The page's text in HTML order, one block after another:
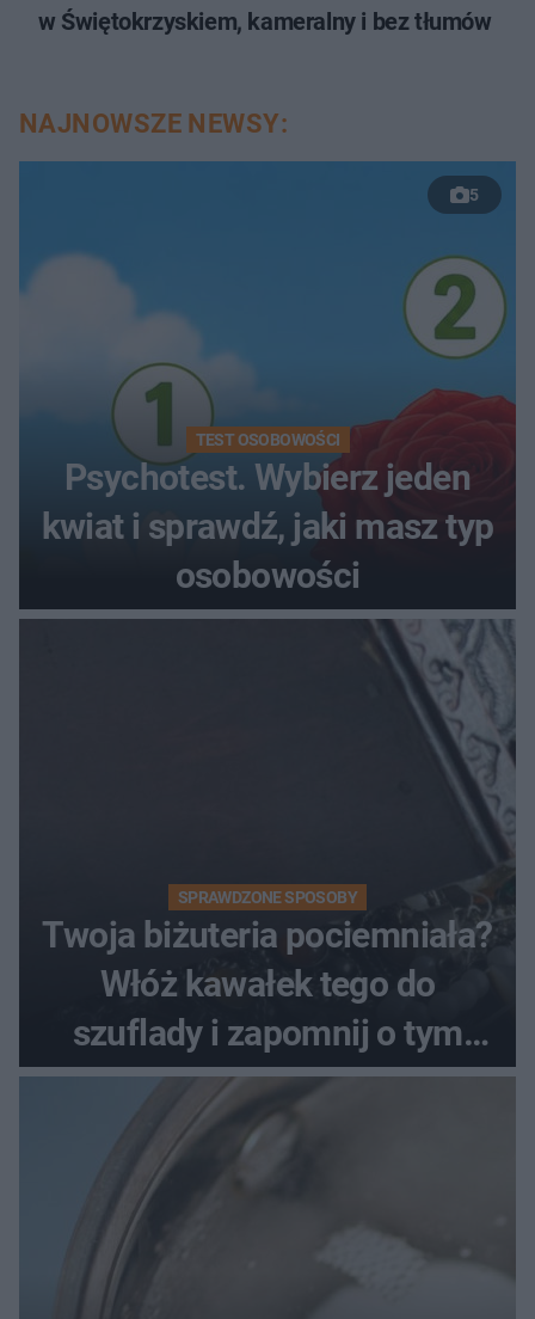
w Świętokrzyskiem, kameralny i bez tłumów
NAJNOWSZE NEWSY:
5
TEST OSOBOWOŚCI
Psychotest. Wybierz jeden
kwiat i sprawdź, jaki masz typ
osobowości
SPRAWDZONE SPOSOBY
Twoja biżuteria pociemniała?
Włóż kawałek tego do
szuflady i zapomnij o tym
problemie. Sposób na
pociemniałą biżuterię